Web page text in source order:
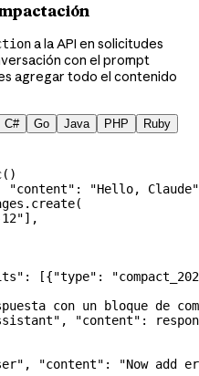
a la API en solicitudes
con el prompt
agregar todo el contenido
C# Go Java PHP Ruby
"content" :
"Hello, Claude"
],
: [{"type" :
con un bloque de
, "content" :
, "content" :
"Now add